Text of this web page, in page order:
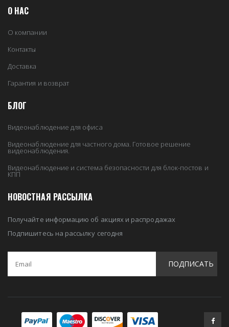
О НАС
О компании
Контакты
Доставка
Гарантия и возврат
БЛОГ
Видеонаблюдение для офиса
Видеонаблюдение для частного дома. Готовое решение
видеонаблюдения.
Видеонаблюдение и система безопасности для блок-постов и
КПП
НОВОСТНАЯ РАССЫЛКА
Получайте информацию об акциях и распродажах
Подпишитесь на рассылку сегодня
ПОДПИСАТЬ